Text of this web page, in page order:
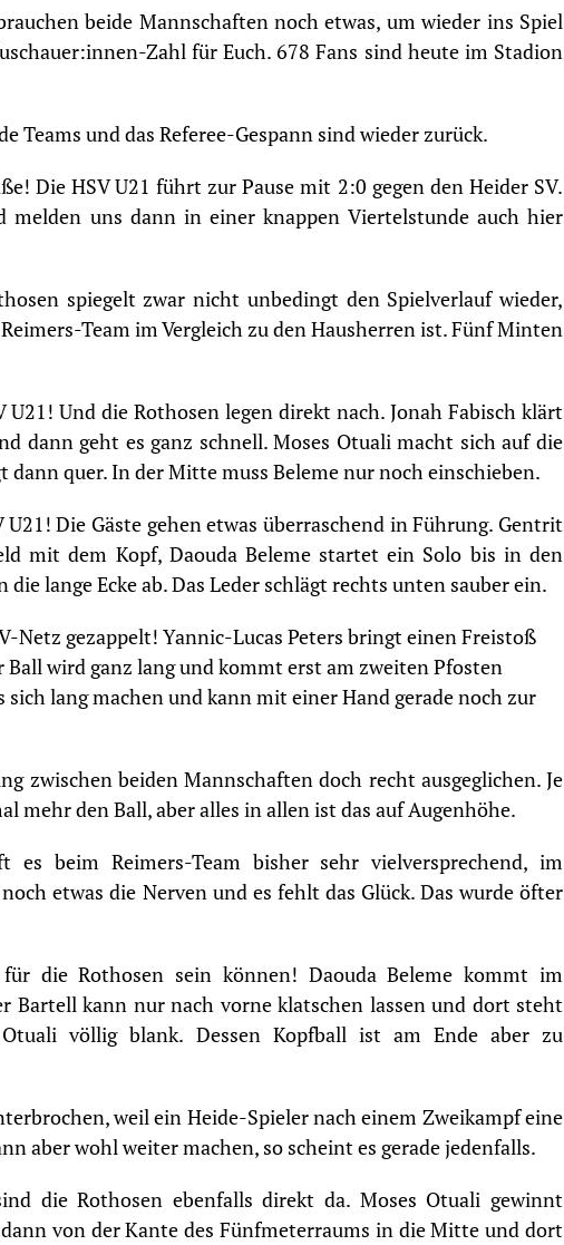
beide Mannschaften noch etwas, um wieder ins Spiel
Zahl für Euch. 678 Fans sind heute im Stadion
Teams und das Referee-Gespann sind wieder zurück.
Die HSV U21 führt zur Pause mit 2:0 gegen den Heider SV.
melden uns dann in einer knappen Viertelstunde auch hier
spiegelt zwar nicht unbedingt den Spielverlauf wieder,
Team im Vergleich zu den Hausherren ist. Fünf Minten
U21! Und die Rothosen legen direkt nach. Jonah Fabisch klärt
dann geht es ganz schnell. Moses Otuali macht sich auf die
dann quer. In der Mitte muss Beleme nur noch einschieben.
Die Gäste gehen etwas überraschend in Führung. Gentrit
mit dem Kopf, Daouda Beleme startet ein Solo bis in den
lange Ecke ab. Das Leder schlägt rechts unten sauber ein.
Netz gezappelt! Yannic-Lucas Peters bringt einen Freistoß
Ball wird ganz lang und kommt erst am zweiten Pfosten
lang machen und kann mit einer Hand gerade noch zur
zwischen beiden Mannschaften doch recht ausgeglichen. Je
mehr den Ball, aber alles in allen ist das auf Augenhöhe.
es beim Reimers-Team bisher sehr vielversprechend, im
etwas die Nerven und es fehlt das Glück. Das wurde öfter
die Rothosen sein können! Daouda Beleme kommt im
Bartell kann nur nach vorne klatschen lassen und dort steht
völlig blank. Dessen Kopfball ist am Ende aber zu
weil ein Heide-Spieler nach einem Zweikampf eine
aber wohl weiter machen, so scheint es gerade jedenfalls.
die Rothosen ebenfalls direkt da. Moses Otuali gewinnt
von der Kante des Fünfmeterraums in die Mitte und dort